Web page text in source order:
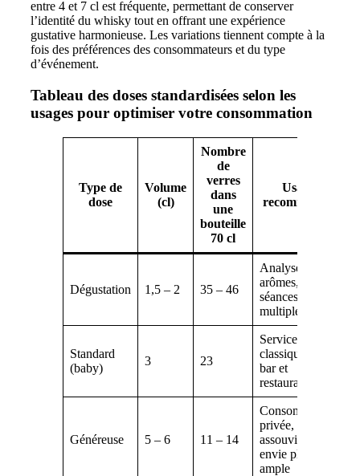
entre 4 et 7 cl est fréquente, permettant de conserver
l’identité du whisky tout en offrant une expérience
gustative harmonieuse. Les variations tiennent compte à la
fois des préférences des consommateurs et du type
d’événement.
Tableau des doses standardisées selon les
usages pour optimiser votre consommation
Type de
dose
Volume
(cl)
Nombre
de
verres
dans
une
bouteille
70 cl
Usage
recommandé
Dégustation 1,5 – 2 35 – 46
Analyse des
arômes,
séances
multiples
Standard
(baby)
3 23
Service
classique en
bar et
restaurant
Généreuse 5 – 6 11 – 14
Consommation
privée,
assouvir une
envie plus
ample